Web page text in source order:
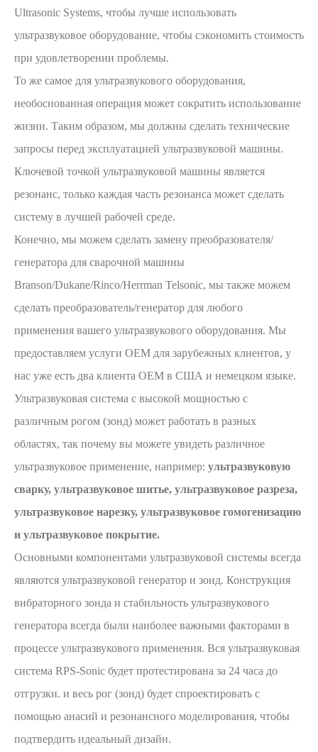
Ultrasonic Systems, чтобы лучше использовать
ультразвуковое оборудование, чтобы сэкономить стоимость
при удовлетворении проблемы.
То же самое для ультразвукового оборудования,
необоснованная операция может сократить использование
жизни. Таким образом, мы должны сделать технические
запросы перед эксплуатацией ультразвуковой машины.
Ключевой точкой ультразвуковой машины является
резонанс, только каждая часть резонанса может сделать
систему в лучшей рабочей среде.
Конечно, мы можем сделать замену преобразователя/
генератора для сварочной машины
Branson/Dukane/Rinco/Herrman Telsonic, мы также можем
сделать преобразователь/генератор для любого
применения вашего ультразвукового оборудования. Мы
предоставляем услуги OEM для зарубежных клиентов, у
нас уже есть два клиента OEM в США и немецком языке.
Ультразвуковая система с высокой мощностью с
различным рогом (зонд) может работать в разных
областях, так почему вы можете увидеть различное
ультразвуковое применение, например: ультразвуковую
сварку, ультразвуковое шитье, ультразвуковое разреза,
ультразвуковое нарезку, ультразвуковое гомогенизацию
и ультразвуковое покрытие.
Основными компонентами ультразвуковой системы всегда
являются ультразвуковой генератор и зонд. Конструкция
вибраторного зонда и стабильность ультразвукового
генератора всегда были наиболее важными факторами в
процессе ультразвукового применения. Вся ультразвуковая
система RPS-Sonic будет протестирована за 24 часа до
отгрузки. и весь рог (зонд) будет спроектировать с
помощью анасий и резонансного моделирования, чтобы
подтвердить идеальный дизайн.